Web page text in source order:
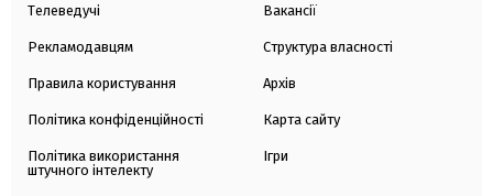
Телеведучі
Рекламодавцям
Правила користування
Політика конфіденційності
Політика використання
штучного інтелекту
Вакансії
Структура власності
Архів
Карта сайту
Ігри